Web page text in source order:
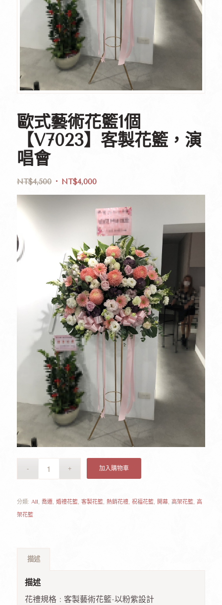
歐式藝術花籃1個
【V7023】客製花籃，演
唱會
NT$4,500 NT$4,000
加入購物車
分類: All, 喬遷, 婚禮花籃, 客製花籃, 熱銷花禮, 祝福花籃, 開幕, 高架花籃, 高
架花籃
描述
描述
花禮規格 : 客製藝術花籃-以粉紫設計